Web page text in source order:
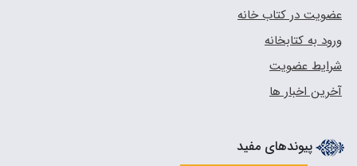
عضویت در کتاب خانه
ورود به کتابخانه
شرایط عضویت
آخرین اخبار ها
پیوندهای مفید